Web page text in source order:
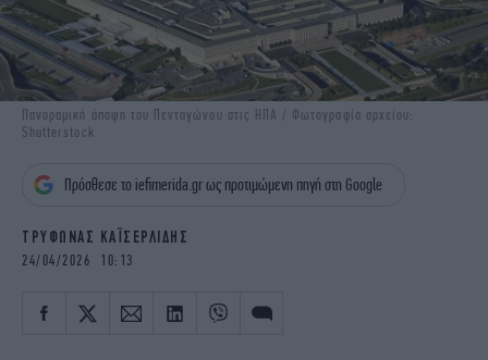
DESIGN
ΟΛΥΜΠΙΑΚΟΙ ΑΓΩΝΕΣ
EURO
GREEN
PODCAST
iAUTOKINITO
iOPINIONS
iGASTRONOMIE
iBOOKS
OSCARS
NEWSLETTER
Πανοραμική άποψη του Πενταγώνου στις ΗΠΑ / Φωτογραφία αρχείου:
Shutterstock
Πρόσθεσε το iefimerida.gr ως προτιμώμενη πηγή στη Google
ΤΡΥΦΩΝΑΣ ΚΑΪΣΕΡΛΙΔΗΣ
24/04/2026 10:13